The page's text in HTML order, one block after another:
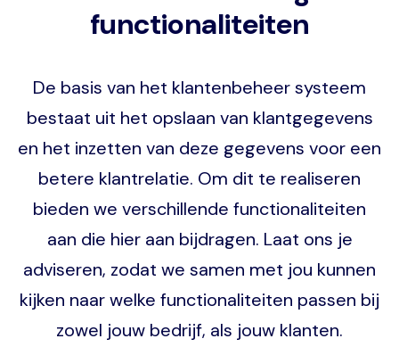
functionaliteiten
De basis van het klantenbeheer systeem
bestaat uit het opslaan van klantgegevens
en het inzetten van deze gegevens voor een
betere klantrelatie. Om dit te realiseren
bieden we verschillende functionaliteiten
aan die hier aan bijdragen. Laat ons je
adviseren, zodat we samen met jou kunnen
kijken naar welke functionaliteiten passen bij
zowel jouw bedrijf, als jouw klanten.